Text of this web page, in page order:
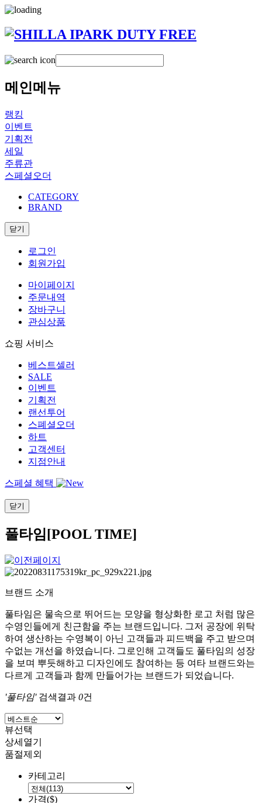
메인메뉴
랭킹
이벤트
기획전
세일
주류관
스페셜오더
CATEGORY
BRAND
닫기
로그인
회원가입
마이페이지
주문내역
장바구니
관심상품
쇼핑 서비스
베스트셀러
SALE
이벤트
기획전
랜선투어
스폐셜오더
하트
고객센터
지점안내
스페셜 혜택
닫기
풀타임[POOL TIME]
브랜드 소개
풀타임은 물속으로 뛰어드는 모양을 형상화한 로고 처럼 많은
수영인들에게 친근함을 주는 브랜드입니다. 그저 공장에 위탁
하여 생산하는 수영복이 아닌 고객들과 피드백을 주고 받으며
수없는 개선을 하였습니다. 그로인해 고객들도 풀타임의 성장
을 보며 뿌듯해하고 디자인에도 참여하는 등 여타 브랜드와는
다르게 고객들과 함께 만들어가는 브랜드가 되었습니다.
'풀타임'검색결과 0건
뷰선택
상세열기
품절제외
카테고리
가격($)